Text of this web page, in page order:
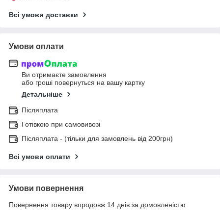
Всі умови доставки
Умови оплати
Ви отримаєте замовлення
або гроші повернуться на вашу картку
Детальніше
Післяплата
Готівкою при самовивозі
Післяплата - (тільки для замовлень від 200грн)
Всі умови оплати
Умови повернення
Повернення товару впродовж 14 днів за домовленістю